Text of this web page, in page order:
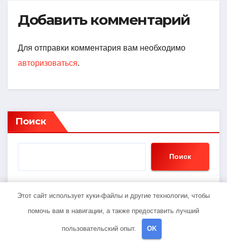
Добавить комментарий
Для отправки комментария вам необходимо
авторизоваться.
Поиск
Поиск
Оформление займа под залог ПТС онлайн на
Этот сайт использует куки-файлы и другие технологии, чтобы
помочь вам в навигации, а также предоставить лучший
пользовательский опыт. OK